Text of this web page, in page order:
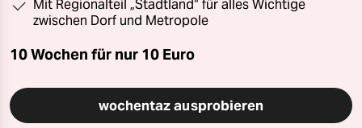
Mit Regionalteil „Stadtland“ für alles Wichtige
zwischen Dorf und Metropole
10 Wochen für nur 10 Euro
wochentaz ausprobieren